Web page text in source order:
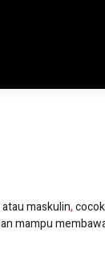
maskulin,
mampu